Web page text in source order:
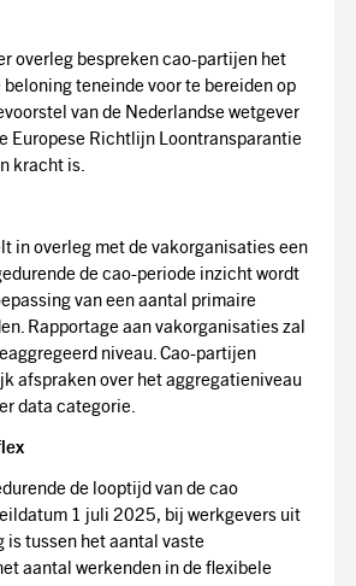
overleg bespreken cao-partijen het
teneinde voor te bereiden op
van de Nederlandse wetgever
Europese Richtlijn Loontransparantie
kracht is.
in overleg met de vakorganisaties een
de cao-periode inzicht wordt
van een aantal primaire
Rapportage aan vakorganisaties zal
niveau. Cao-partijen
afspraken over het aggregatieniveau
data categorie.
de looptijd van de cao
1 juli 2025, bij werkgevers uit
is tussen het aantal vaste
aantal werkenden in de flexibele